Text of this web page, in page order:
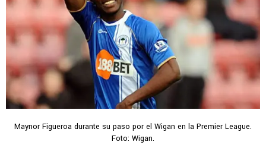
Maynor Figueroa durante su paso por el Wigan en la Premier League.
Foto: Wigan.